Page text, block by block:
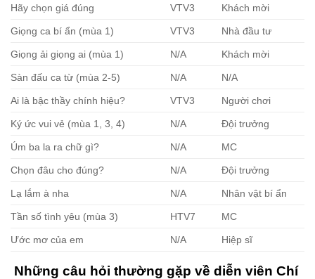
Hãy chọn giá đúng VTV3 Khách mời
Giọng ca bí ẩn (mùa 1) VTV3 Nhà đầu tư
Giọng ải giọng ai (mùa 1) N/A Khách mời
Sàn đấu ca từ (mùa 2-5) N/A N/A
Ai là bậc thầy chính hiệu? VTV3 Người chơi
Ký ức vui vẻ (mùa 1, 3, 4) N/A Đội trưởng
Úm ba la ra chữ gì? N/A MC
Chọn đâu cho đúng? N/A Đội trưởng
Lạ lắm à nha N/A Nhân vật bí ẩn
Tần số tình yêu (mùa 3) HTV7 MC
Ước mơ của em N/A Hiệp sĩ
Những câu hỏi thường gặp về diễn viên Chí